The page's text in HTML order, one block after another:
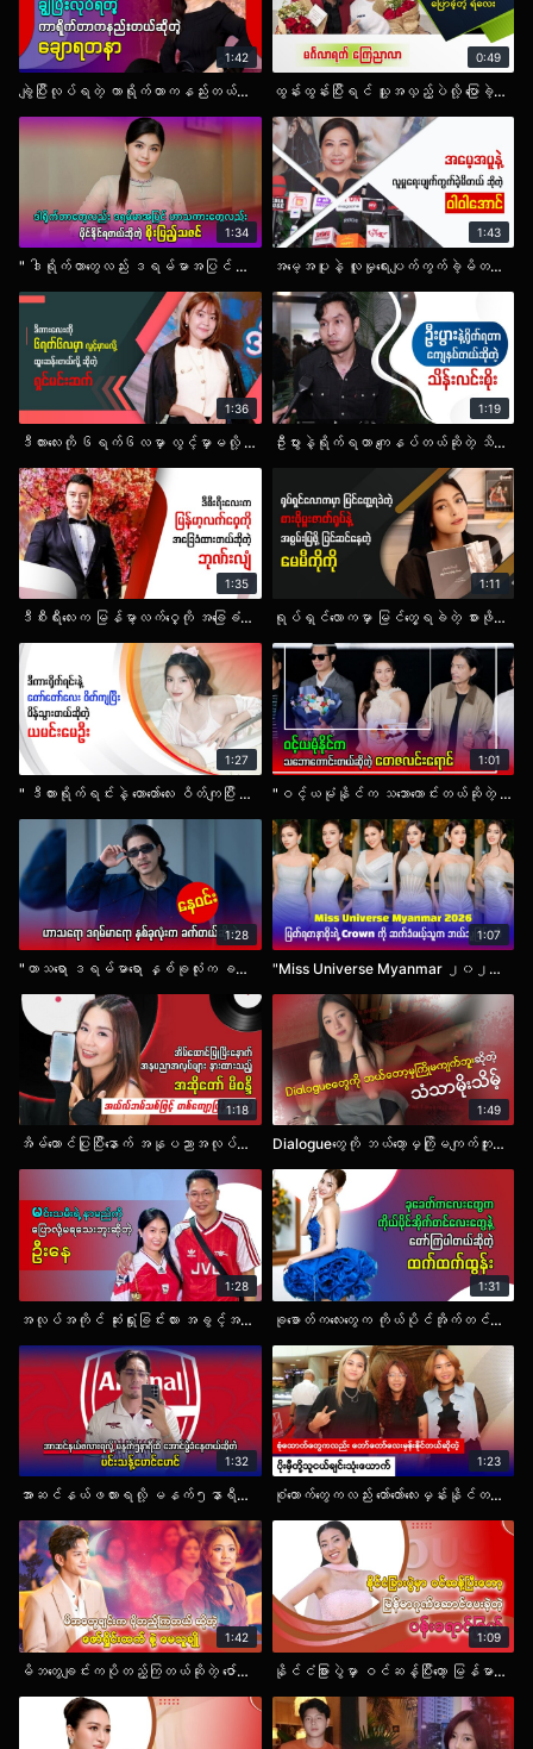
1:42
ချွဲပြီးလုပ်ရတဲ့ ကာရိုက်တာကနည်းတယ်ဆိုတဲ့ ချောရတနာ.mp4
0:49
ထွန်းထွန်းပြီးရင် သူ့အလှည့်ပဲလို့ ပြောခဲ့တဲ့ ရဲလေး မင်္ဂလာရက် ကြေညာလာ.mp4
1:34
" ဒါရိုက်တာတွေလည်း ဒရမ်မာအပြင် ဟာသကားတွေလည်း ပိုင်နိုင်ရတယ်ဆိုတဲ့ စိုးပြည့်သဇင် ".mp4
1:43
အမေ့အပူနဲ့ လူမှု‌ရေးပျက်ကွက်ခဲ့မိတယ်ဆိုတဲ့ ဝါဝါအောင်.mp4
1:36
ဒီကားလေးကို ၆ရက်၆လမှာ လွင့်မှာမလို့ ထူးဆန်းတယ်လို့ ‌ဆိုတဲ့ ရှင်မင်းဆက်.mp4
1:19
ဦးပွားနဲ့ရိုက်ရတာ ကျေနပ်တယ်ဆိုတဲ့ သိန်းလင်းစိုး.mp4
1:35
ဒီစီးရီးလေးက မြန်မာ့လက်ဝှေ့ကို အခြေခံထားတယ်ဆိုတဲ့ ဘုဏ်းလျံ.mp4
1:11
ရုပ်ရှင်လောကမှာ မြင်တွေ့ရခဲတဲ့ စားဖိုမှူးဇာတ်ရုပ်နဲ့ အစွမ်းပြဖို့ ပြင်ဆင်နေတဲ့ မေမီကိုကို.mp4
1:27
" ဒီကားရိုက်ရင်းနဲ့ တောတော်လေး ဝိတ်ကျပြီး ပိန်သွားတယ်ဆိုတဲ့ ယမင်းမေဦး ".mp4
1:01
"ဝင့်ယမုံနိုင်က သဘောကောင်းတယ်ဆိုတဲ့ တေဇလင်းရောင် ".mp4
1:28
"ဟာသရော ဒရမ်မာရော နှစ်ခုလုံးက ခက်တယ်ဆိုတဲ့ နေဝင်း ".mp4
1:07
"Miss Universe Myanmar ၂၀၂၆၊ မြတ်ရတနာစိုးရဲ့ Crown ကို ဆက်ခံမယ့်သူက ဘယ်သူဖြစ်မလဲ ".mp4
1:18
အိမ်ထောင်ပြုပြီးနောက် အနုပညာအလုပ်များ နားထားသည့် အဆိုတော် မိစန္ဒီ အယ်လ်ဘမ်သစ်ဖြင့် တစ်ကျော့ပြန်လာမည်.mp4
1:49
Dialogueတွေကို ဘယ်တော့မှကြိုမကျက်ဘူးဆိုတဲ့ သံသာမိုးသိမ့်.mp4
1:28
အလုပ်အကိုင် ဆုံးရှုံးခြင်းလား အခွင့်အရေးသစ်လား ?.mp4
1:31
ခုခောတ်ကလေးတွေက ကိုယ်ပိုင်အိုက်တင်လေးတွေနဲ့ တော်ကြပါတယ်ဆိုတဲ့ ထက်ထက်ထွန်း.mp4
1:32
အာဆင်နယ်ဖလားရလို့ မနက်၅နာရီထိ အောင်ပွဲခံနေတယ်ဆိုတဲ့ မင်းသန့်မောင်မောင်.mp4
1:23
စုံထောက်တွေကလည်း တော်တော်လေးမှန်းနိုင်တယ်ဆိုတဲ့ ပိုးမှီတို့သူငယ်ချင်းသုံးယောက်.mp4
1:42
မိဘတွေချင်းကပိုတည့်ကြတယ်ဆိုတဲ့ ဇော်ရှိုင်းထက်နဲ့ မေသူချို.mp4
1:09
နိုင်ငံခြားပွဲမှာ ဝင်ဆန့်ပြီးတော့ မြန်မာဂုဏ်ဆောင်ပေးခဲ့တဲ့ ပန်းရောင်ခြယ်.mp4